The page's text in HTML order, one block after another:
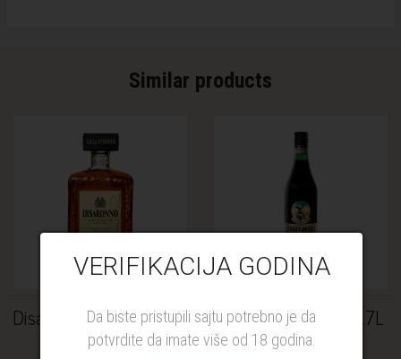
VERIFIKACIJA GODINA
Da biste pristupili sajtu potrebno je da
potvrdite da imate više od 18 godina.
Similar products
Disaronno Amaretto 28%
0.7L
Fernet Branca 35% 0.7L